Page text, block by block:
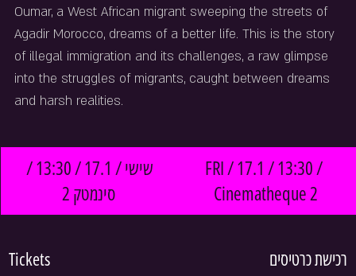
Oumar, a West African migrant sweeping the streets of
Agadir Morocco, dreams of a better life. This is the story
of illegal immigration and its challenges, a raw glimpse
into the struggles of migrants, caught between dreams
and harsh realities.
שישי / 17.1 / 13:30 /
סינמטק 2
FRI / 17.1 / 13:30 /
Cinematheque 2
Tickets רכישת כרטיסים